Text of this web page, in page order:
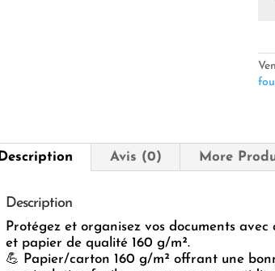
Description Avis (0) More
Description
Protégez et organisez vos documents avec
et papier de qualité 160 g/m².
💪 Papier/carton 160 g/m² offrant une